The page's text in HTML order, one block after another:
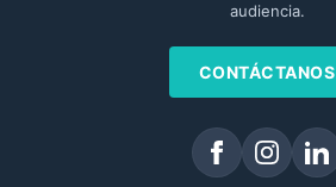
audiencia.
CONTÁCTANOS